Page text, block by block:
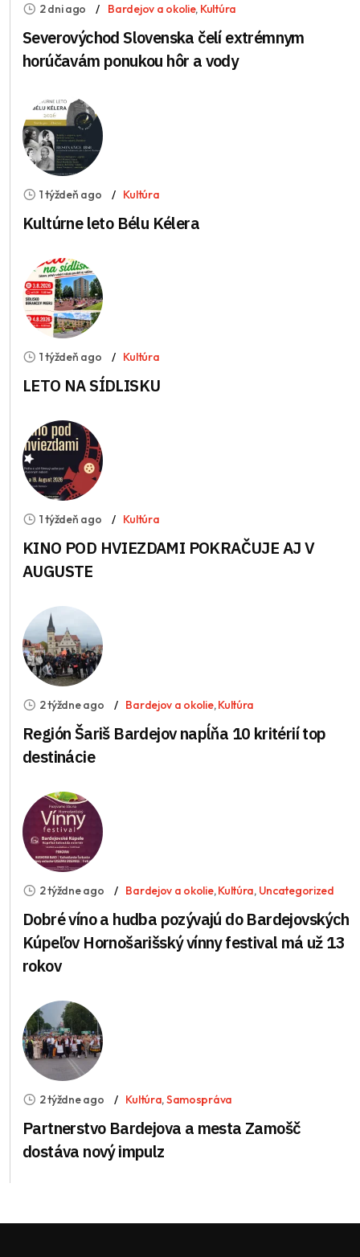
2 dni ago Bardejov a okolie, Kultúra
Severovýchod Slovenska čelí extrémnym
horúčavám ponukou hôr a vody
1 týždeň ago Kultúra
Kultúrne leto Bélu Kélera
1 týždeň ago Kultúra
LETO NA SÍDLISKU
1 týždeň ago Kultúra
KINO POD HVIEZDAMI POKRAČUJE AJ V
AUGUSTE
2 týždne ago Bardejov a okolie,Kultúra
Región Šariš Bardejov napĺňa 10 kritérií top
destinácie
2 týždne ago Bardejov a okolie,Kultúra, Uncategorized
Dobré víno a hudba pozývajú do Bardejovských
Kúpeľov Hornošarišský vínny festival má už 13
rokov
2 týždne ago Kultúra,Samospráva
Partnerstvo Bardejova a mesta Zamošč
dostáva nový impulz